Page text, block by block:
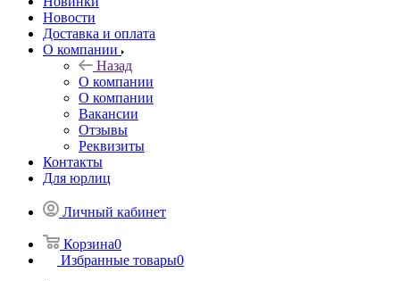
Новости
Доставка и оплата
О компании
Назад
О компании
О компании
Вакансии
Отзывы
Реквизиты
Контакты
Для юрлиц
Личный кабинет
Корзина0
Избранные товары0